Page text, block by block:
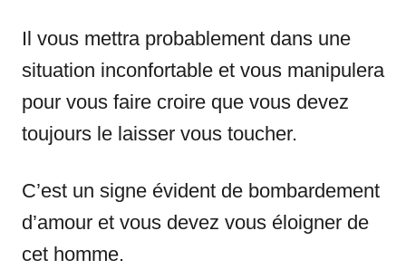
Il vous mettra probablement dans une
situation inconfortable et vous manipulera
pour vous faire croire que vous devez
toujours le laisser vous toucher.
C’est un signe évident de bombardement
d’amour et vous devez vous éloigner de
cet homme.